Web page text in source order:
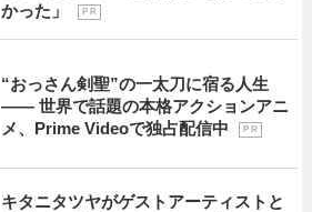
かった」
P R
“おっさん剣聖”の一太刀に宿る人生
―― 世界で話題の本格アクションアニ
メ、Prime Videoで独占配信中
P R
キタニタツヤがゲストアーティストと